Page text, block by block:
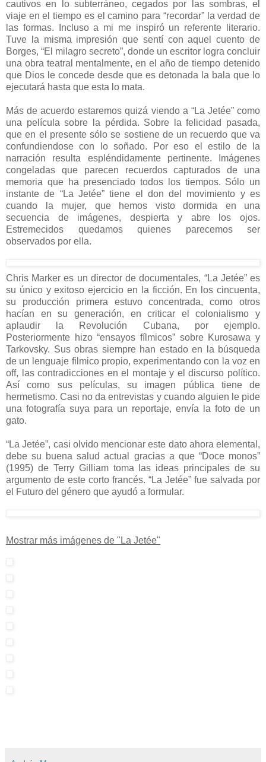
cautivos en lo subterráneo, cegados por las sombras, el
viaje en el tiempo es el camino para “recordar” la verdad de
las formas. Incluso a mi me inspiró un referente literario.
Tuve la misma impresión que sentí con aquel cuento de
Borges, “El milagro secreto”, donde un escritor logra concluir
una obra teatral mentalmente, en el año de tiempo detenido
que Dios le concede desde que es detonada la bala que lo
ejecutará hasta que esta lo mata.
Más de acuerdo estaremos quizá viendo a “La Jetée” como
una película sobre la pérdida. Sobre la felicidad pasada,
que en el presente sólo se sostiene de un recuerdo que va
confundiendose con lo soñado. Por eso el estilo de la
narración resulta espléndidamente pertinente. Imágenes
congeladas que parecen recuerdos capturados de una
memoria que ha presenciado todos los tiempos. Sólo un
instante de “La Jetée” tiene el don del movimiento y es
cuando la mujer, que hemos visto dormida en una
secuencia de imágenes, despierta y abre los ojos.
Estremecidos quedamos quienes parecemos ser
observados por ella.
Chris Marker es un director de documentales, “La Jetée” es
su único y exitoso ejercicio en la ficción. En los cincuenta,
su producción primera estuvo concentrada, como otros
hacían en su generación, en criticar el colonialismo y
aplaudir la Revolución Cubana, por ejemplo.
Posteriormente hizo “ensayos fílmicos” sobre Kurosawa y
Tarkovsky. Sus obras siempre han estado en la búsqueda
de un lenguaje filmico propio, experimentando con la voz en
off, las contradicciones en el montaje y el discurso político.
Así como sus películas, su imagen pública tiene de
hermetismo. Casi no da entrevistas y cuando alguien le pide
una fotografía suya para un reportaje, envía la foto de un
gato.
“La Jetée”, casi olvido mencionar este dato ahora elemental,
debe su buena salud actual gracias a que “Doce monos”
(1995) de Terry Gilliam toma las ideas principales de su
argumento de este corto francés. “La Jetée” fue salvada por
el Futuro del género que ayudó a formular.
Mostrar más imágenes de "La Jetée"